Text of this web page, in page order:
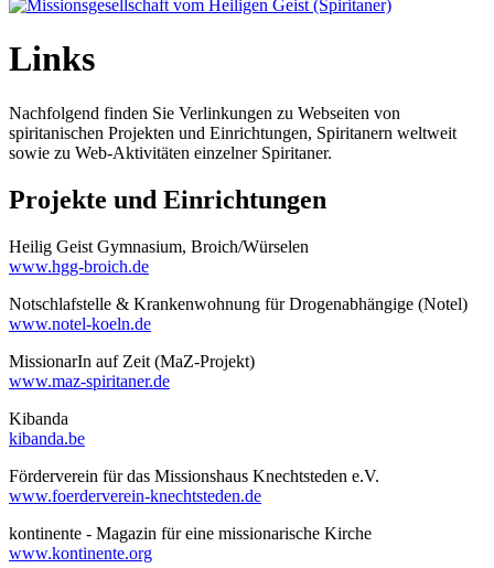
Links
Nachfolgend finden Sie Verlinkungen zu Webseiten von
spiritanischen Projekten und Einrichtungen, Spiritanern weltweit
sowie zu Web-Aktivitäten einzelner Spiritaner.
Projekte und Einrichtungen
Heilig Geist Gymnasium, Broich/Würselen
www.hgg-broich.de
Notschlafstelle & Krankenwohnung für Drogenabhängige (Notel)
www.notel-koeln.de
MissionarIn auf Zeit (MaZ-Projekt)
www.maz-spiritaner.de
Kibanda
kibanda.be
Förderverein für das Missionshaus Knechtsteden e.V.
www.foerderverein-knechtsteden.de
kontinente - Magazin für eine missionarische Kirche
www.kontinente.org